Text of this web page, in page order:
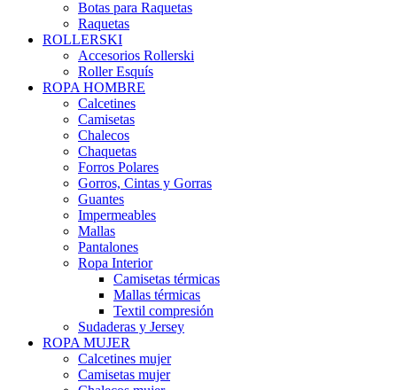
Botas para Raquetas
Raquetas
ROLLERSKI
Accesorios Rollerski
Roller Esquís
ROPA HOMBRE
Calcetines
Camisetas
Chalecos
Chaquetas
Forros Polares
Gorros, Cintas y Gorras
Guantes
Impermeables
Mallas
Pantalones
Ropa Interior
Camisetas térmicas
Mallas térmicas
Textil compresión
Sudaderas y Jersey
ROPA MUJER
Calcetines mujer
Camisetas mujer